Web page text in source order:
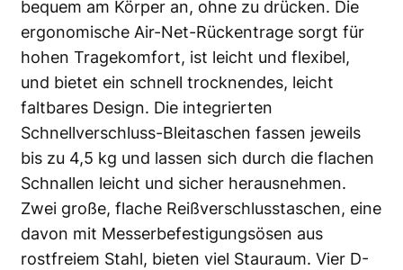
bequem am Körper an, ohne zu drücken. Die
ergonomische Air-Net-Rückentrage sorgt für
hohen Tragekomfort, ist leicht und flexibel,
und bietet ein schnell trocknendes, leicht
faltbares Design. Die integrierten
Schnellverschluss-Bleitaschen fassen jeweils
bis zu 4,5 kg und lassen sich durch die flachen
Schnallen leicht und sicher herausnehmen.
Zwei große, flache Reißverschlusstaschen, eine
davon mit Messerbefestigungsösen aus
rostfreiem Stahl, bieten viel Stauraum. Vier D-